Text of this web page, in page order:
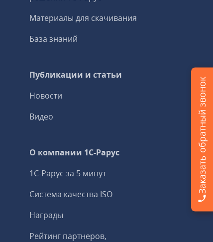
Материалы для скачивания
База знаний
Публикации и статьи
Новости
Видео
О компании 1C-Рарус
1С-Рарус за 5 минут
Система качества ISO
Награды
Рейтинг партнеров,
Заказать обратный звонок